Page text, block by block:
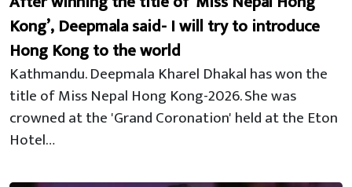
Kong’, Deepmala said- I will try to introduce
Hong Kong to the world
Kathmandu. Deepmala Kharel Dhakal has won the
title of Miss Nepal Hong Kong-2026. She was
crowned at the 'Grand Coronation' held at the Eton
Hotel…